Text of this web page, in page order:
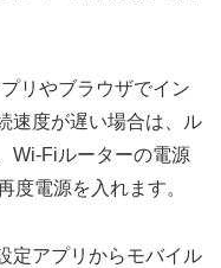
リやブラウザでイン
速度が遅い場合は、ル
Wi-Fiルーターの電源
度電源を入れます。
定アプリからモバイル